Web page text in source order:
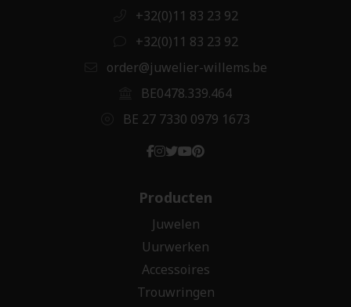
+32(0)11 83 23 92
+32(0)11 83 23 92
order@juwelier-willems.be
BE0478.339.464
BE 27 7330 0979 1673
Producten
Juwelen
Uurwerken
Accessoires
Trouwringen